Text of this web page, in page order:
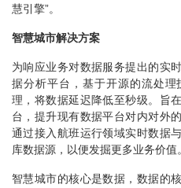
慧引擎”。
智慧城市解决方案
为响应业务对数据服务提出的实
据分析平台，基于开源的流处
理，将数据延迟降低至秒级。旨
台，提升现有数据平台对内对外
通过接入航班运行领域实时数据
库数据源，以便发掘更多业务价值。
智慧城市的核心是数据，数据的